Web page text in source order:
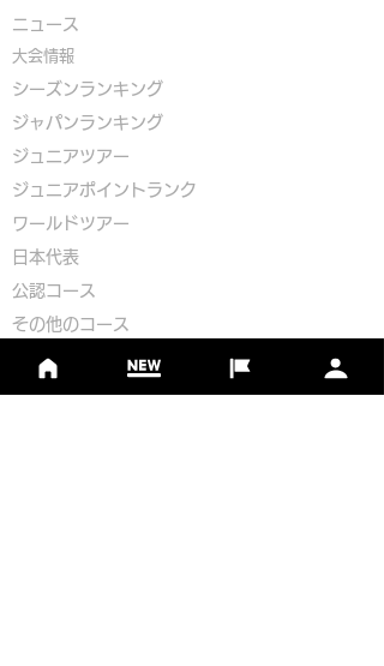
​ニュース
大会情報
シーズンランキング
ジャパンランキング
ジュニアツアー
ジュニアポイントランク
​ワールドツアー
​​日本代表
公認コース
​その他のコース
フットゴルフコース導入について
​チームビルディング